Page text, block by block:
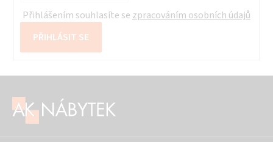
Přihlášením souhlasíte se zpracováním osobních údajů
PŘIHLÁSIT SE